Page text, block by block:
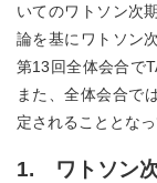
いてのワトソン次
論を基にワトソン
第13回全体会合で
また、全体会合で
定されることとなっ
1. ワトソン次